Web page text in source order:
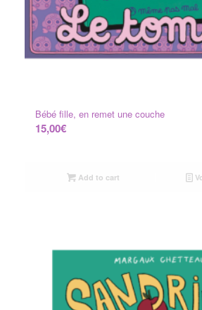
Bébé fille, en remet une couche
15,00€
Add to cart